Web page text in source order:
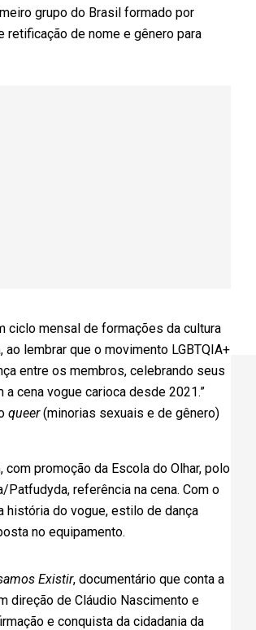
grupo do Brasil formado por
retificação de nome e gênero para
ciclo mensal de formações da cultura
lembrar que o movimento LGBTQIA+
entre os membros, celebrando seus
cena vogue carioca desde 2021.”
queer(minorias sexuais e de gênero)
promoção da Escola do Olhar, polo
referência na cena. Com o
história do vogue, estilo de dança
no equipamento.
Existir, documentário que conta a
direção de Cláudio Nascimento e
e conquista da cidadania da